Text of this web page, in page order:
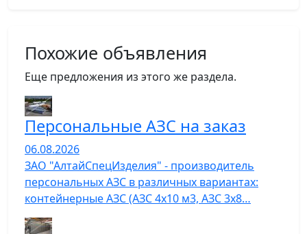
Похожие объявления
Еще предложения из этого же раздела.
Персональные АЗС на заказ
06.08.2026
ЗАО "АлтайСпецИзделия" - производитель
персональных АЗС в различных вариантах:
контейнерные АЗС (АЗС 4х10 м3, АЗС 3х8…